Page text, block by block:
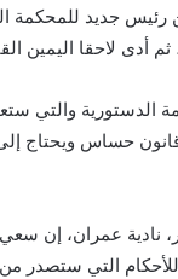
جديد للمحكمة
أدى لاحقا اليمين
والتي
قانون حساس ويحتاج
نادية عمران، إن
التي ستصدر من